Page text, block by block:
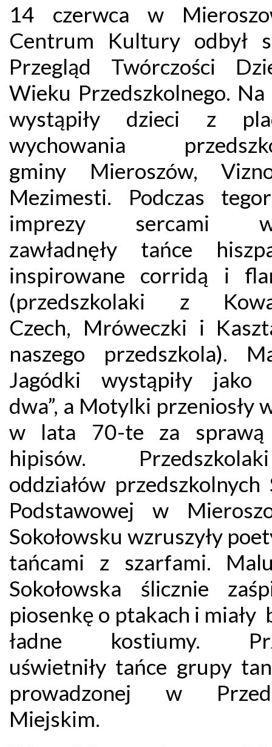
14 czerwca w
Centrum Kultury odbył
Przegląd Twórczości
Wieku Przedszkolnego. Na
wystąpiły dzieci z
wychowania
gminy Mieroszów,
Mezimesti. Podczas
imprezy sercami
zawładnęły tańce
inspirowane corridą i
(przedszkolaki z
Czech, Mróweczki i
naszego przedszkola).
Jagódki wystąpiły jako
dwa”, a Motylki przeniosły
w lata 70-te za sprawą
hipisów.
oddziałów przedszkolnych
Podstawowej w
Sokołowsku wzruszyły
tańcami z szarfami.
Sokołowska ślicznie
piosenkę o ptakach i miały
ładne kostiumy.
uświetniły tańce grupy
prowadzonej w
Miejskim.